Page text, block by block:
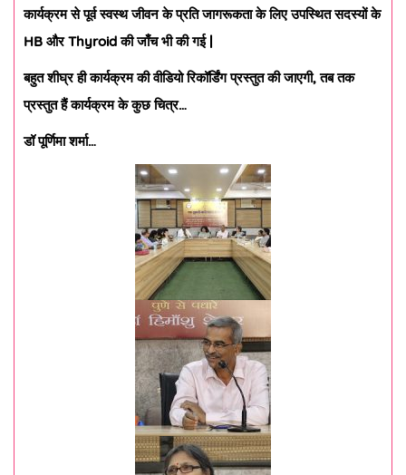
कार्यक्रम से पूर्व स्वस्थ जीवन के प्रति जागरूकता के लिए उपस्थित सदस्यों के
HB और Thyroid की जाँच भी की गई |
बहुत शीघ्र ही कार्यक्रम की वीडियो रिकॉर्डिंग प्रस्तुत की जाएगी, तब तक
प्रस्तुत हैं कार्यक्रम के कुछ चित्र…
डॉ पूर्णिमा शर्मा…